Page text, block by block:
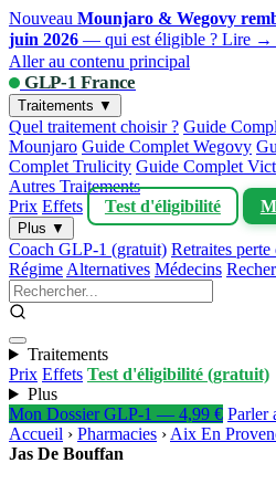
Nouveau Mounjaro & Wegovy
juin 2026 — qui est éligible ? Lire →
Aller au contenu principal
GLP-1 France
Traitements ▼
Quel traitement choisir ? Guide
Mounjaro Guide Complet Wegovy
Complet Trulicity Guide Complet
Autres Traitements
Prix Effets Test d'éligibilité
Plus ▼
Coach GLP-1 (gratuit) Retraites perte
Régime Alternatives Médecins
Traitements
Prix Effets Test d'éligibilité (gratuit)
Plus
Mon Dossier GLP-1 — 4,99 € Parler
Accueil › Pharmacies › Aix En
Jas De Bouffan